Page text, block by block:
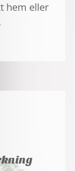
hem eller